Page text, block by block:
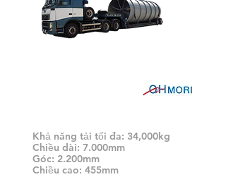
Khả năng tải tối đa: 34,000kg
Chiều dài: 7.000mm
Góc: 2.200mm
Chiều cao: 455mm